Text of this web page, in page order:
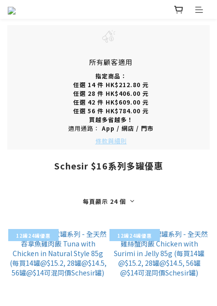
所有顧客適用
指定商品：
任選 14 件 HK$212.80 元
任選 28 件 HK$406.00 元
任選 42 件 HK$609.00 元
任選 56 件 HK$784.00 元
買越多省越多！
適用通路： App / 網店 / 門市
條款與細則
Schesir $16系列多罐優惠
每頁顯示 24 個
12罐24罐優惠 12罐24罐優惠